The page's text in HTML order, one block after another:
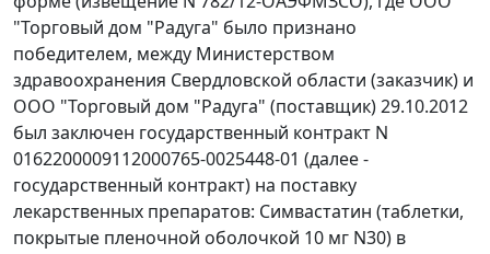
"Торговый дом "Радуга" было признано
победителем, между Министерством
здравоохранения Свердловской области (заказчик) и
ООО "Торговый дом "Радуга" (поставщик) 29.10.2012
был заключен государственный контракт N
0162200009112000765-0025448-01 (далее -
государственный контракт) на поставку
лекарственных препаратов: Симвастатин (таблетки,
покрытые пленочной оболочкой 10 мг N30) в